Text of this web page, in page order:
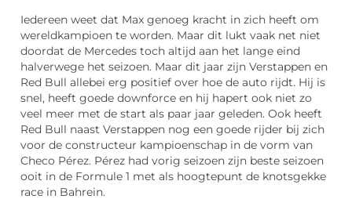
Iedereen weet dat Max genoeg kracht in zich heeft om
wereldkampioen te worden. Maar dit lukt vaak net niet
doordat de Mercedes toch altijd aan het lange eind
halverwege het seizoen. Maar dit jaar zijn Verstappen en
Red Bull allebei erg positief over hoe de auto rijdt. Hij is
snel, heeft goede downforce en hij hapert ook niet zo
veel meer met de start als paar jaar geleden. Ook heeft
Red Bull naast Verstappen nog een goede rijder bij zich
voor de constructeur kampioenschap in de vorm van
Checo Pérez. Pérez had vorig seizoen zijn beste seizoen
ooit in de Formule 1 met als hoogtepunt de knotsgekke
race in Bahrein.